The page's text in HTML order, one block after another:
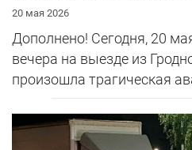
20 мая 2026
Дополнено! Сегодня, 20
вечера на выезде из
произошла трагическая